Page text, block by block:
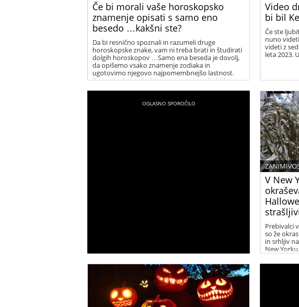
Če bi morali vaše horoskopsko
znamenje opisati s samo eno
besedo …kakšni ste?
Da bi resnično spoznali in razumeli druge
horoskopske znake, vam ni treba brati in študirati
dolgih horoskopov …Samo ena beseda je dovolj,
da opišemo vsako znamenje zodiaka in
ugotovimo njegovo najpomembnejšo lastnost.
Preverite, kaj najbolje opisuje vas in vaše bližnje.
Video
bi bil
Če ste
nuno
videti z
leta 2023.
V New
Prebivalci
so že
in srhljiv
New